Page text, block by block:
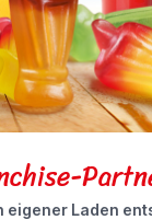
eigener Laden